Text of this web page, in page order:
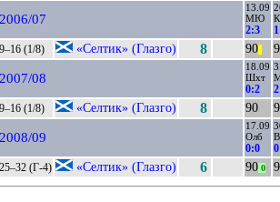
2006/07
13.09
МЮ
2:3
9–16 (1/8) «Селтик» (Глазго) 8 90
2007/08
18.09
Шхт
0:2
9–16 (1/8) «Селтик» (Глазго) 8 90
2008/09
17.09
Олб
0:0
25–32 (Г-4) «Селтик» (Глазго) 6 90 0